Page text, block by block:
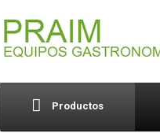
Productos